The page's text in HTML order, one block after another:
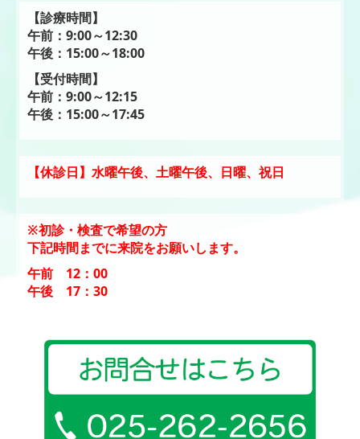
【診療時間】
午前：9:00～12:30
午後：15:00～18:00
【受付時間】
午前：9:00～12:15
午後：15:00～17:45
【休診日】水曜午後、土曜午後、日曜、祝日
※初診・検査で希望の方
下記時間までに来院をお願いします。
午前 12：00
午後 17：30